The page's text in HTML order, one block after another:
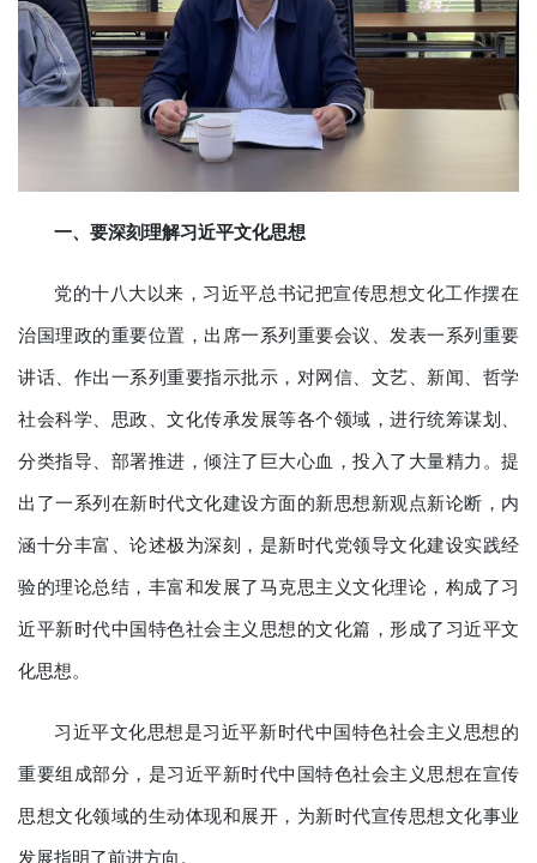
一、要深刻理解习近平文化思想
党的十八大以来，习近平总书记把宣传思想文化工作摆在
治国理政的重要位置，出席一系列重要会议、发表一系列重要
讲话、作出一系列重要指示批示，对网信、文艺、新闻、哲学
社会科学、思政、文化传承发展等各个领域，进行统筹谋划、
分类指导、部署推进，倾注了巨大心血，投入了大量精力。提
出了一系列在新时代文化建设方面的新思想新观点新论断，内
涵十分丰富、论述极为深刻，是新时代党领导文化建设实践经
验的理论总结，丰富和发展了马克思主义文化理论，构成了习
近平新时代中国特色社会主义思想的文化篇，形成了习近平文
化思想。
习近平文化思想是习近平新时代中国特色社会主义思想的
重要组成部分，是习近平新时代中国特色社会主义思想在宣传
思想文化领域的生动体现和展开，为新时代宣传思想文化事业
发展指明了前进方向。